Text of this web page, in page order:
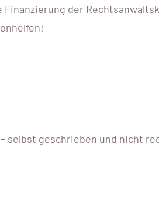
der
selbst geschrieben und nicht